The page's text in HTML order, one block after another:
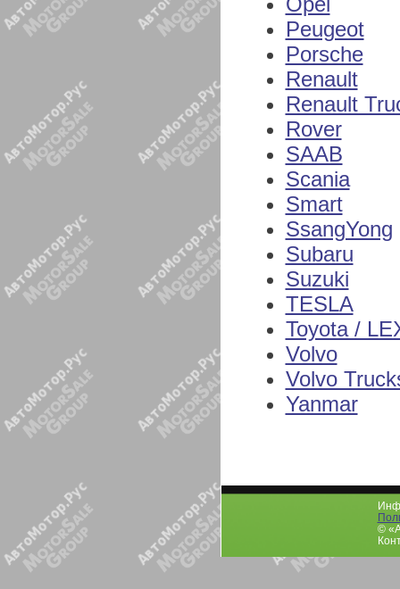
Peugeot
Porsche
Renault
Renault
Rover
SAAB
Scania
Smart
SsangYong
Subaru
Suzuki
TESLA
Toyota /
Volvo
Volvo
Yanmar
©